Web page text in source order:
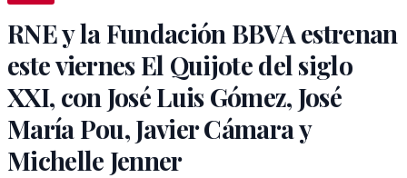
RNE y la Fundación BBVA estrenan
este viernes El Quijote del siglo
XXI, con José Luis Gómez, José
María Pou, Javier Cámara y
Michelle Jenner